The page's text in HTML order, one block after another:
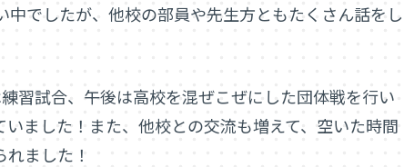
でしたが、他校の部員や先生方ともたくさん話をし
習試合、午後は高校を混ぜこぜにした団体戦を行い
ました！また、他校との交流も増えて、空いた時間
ました！